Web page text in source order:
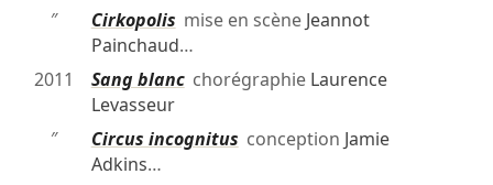
″
Cirkopolis mise en scène Jeannot
Painchaud…
2011
Sang blancchorégraphie Laurence
Levasseur
″
Circus incognitus conception Jamie
Adkins…